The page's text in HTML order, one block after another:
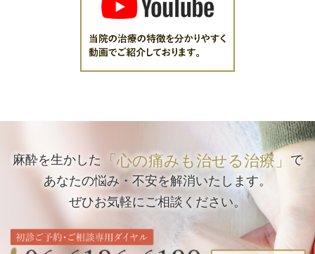
麻酔を生かした 「心の痛みも治せる治療」
で
あなたの悩み・不安を解消いたします。
ぜひお気軽にご相談ください。